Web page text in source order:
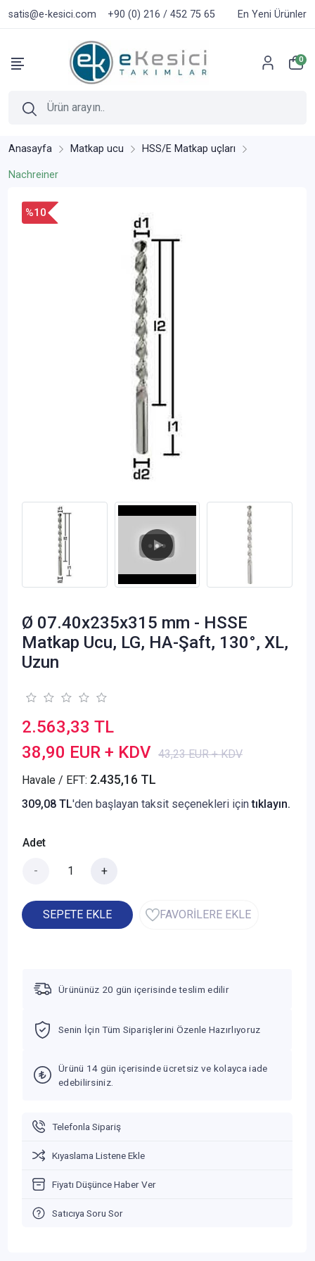
satis@e-kesici.com +90 (0) 216 / 452 75 65 En Yeni Ürünler
0
Anasayfa Matkap ucu HSS/E Matkap uçları
Nachreiner
%10
Ø 07.40x235x315 mm - HSSE
Matkap Ucu, LG, HA-Şaft, 130°, XL,
Uzun
2.563,33 TL
38,90 EUR + KDV 43,23 EUR + KDV
Havale / EFT: 2.435,16 TL
309,08 TL'den başlayan taksit seçenekleri içintıklayın.
Adet
- +
SEPETE EKLE FAVORİLERE EKLE
Ürününüz 20 gün içerisinde teslim edilir
Senin İçin Tüm Siparişlerini Özenle Hazırlıyoruz
Ürünü 14 gün içerisinde ücretsiz ve kolayca iade
edebilirsiniz.
Telefonla Sipariş
Kıyaslama Listene Ekle
Fiyatı Düşünce Haber Ver
Satıcıya Soru Sor